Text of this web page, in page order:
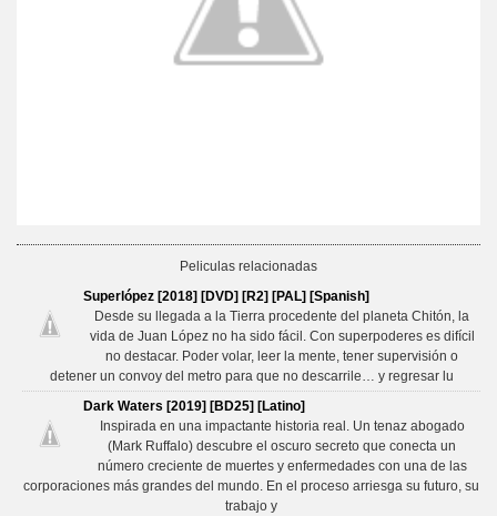
Peliculas relacionadas
Superlópez [2018] [DVD] [R2] [PAL] [Spanish]
Desde su llegada a la Tierra procedente del planeta Chitón, la
vida de Juan López no ha sido fácil. Con superpoderes es difícil
no destacar. Poder volar, leer la mente, tener supervisión o
detener un convoy del metro para que no descarrile… y regresar lu
Dark Waters [2019] [BD25] [Latino]
Inspirada en una impactante historia real. Un tenaz abogado
(Mark Ruffalo) descubre el oscuro secreto que conecta un
número creciente de muertes y enfermedades con una de las
corporaciones más grandes del mundo. En el proceso arriesga su futuro, su
trabajo y